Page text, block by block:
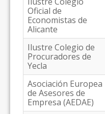
Oficial de
Economistas de
Alicante
Ilustre Colegio de
Procuradores de
Yecla
Asociación Europea
de Asesores de
Empresa (AEDAE)